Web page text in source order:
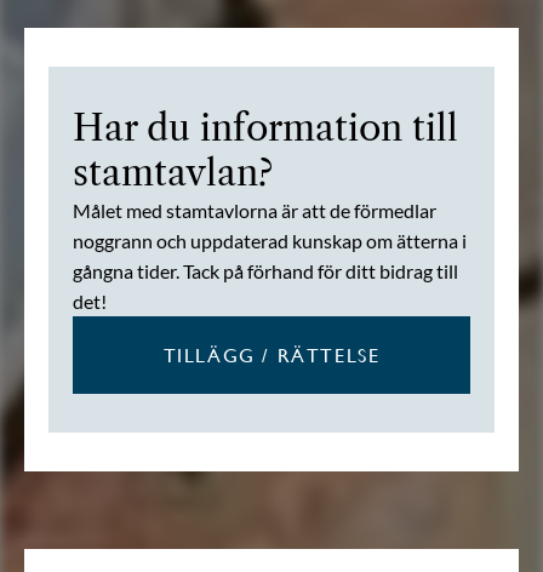
Har du information till
stamtavlan?
Målet med stamtavlorna är att de förmedlar
noggrann och uppdaterad kunskap om ätterna i
gångna tider. Tack på förhand för ditt bidrag till
det!
TILLÄGG / RÄTTELSE